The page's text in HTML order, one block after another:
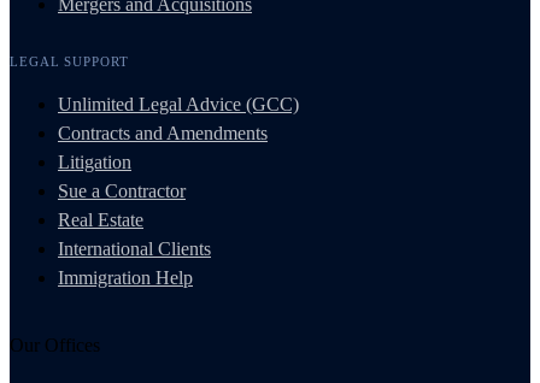
LEGAL SUPPORT
Unlimited Legal Advice (GCC)
Contracts and Amendments
Litigation
Sue a Contractor
Real Estate
International Clients
Immigration Help
Our Offices